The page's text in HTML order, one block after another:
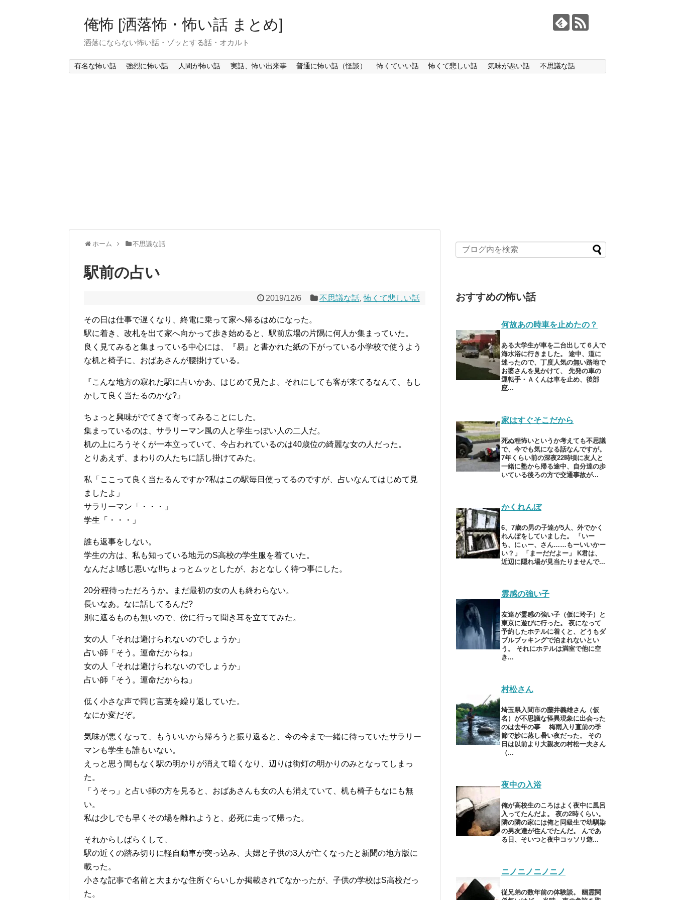
俺怖 [洒落怖・怖い話 まとめ]
洒落にならない怖い話・ゾッとする話・オカルト
有名な怖い話 強烈に怖い話 人間が怖い話 実話、怖い出来事 普通に怖い話（怪談） 怖くていい話 怖くて悲しい話 気味が悪い話 不思議な話
ホーム 不思議な話
駅前の占い
2019/12/6 不思議な話,怖くて悲しい話
その日は仕事で遅くなり、終電に乗って家へ帰るはめになった。
駅に着き、改札を出て家へ向かって歩き始めると、駅前広場の片隅に何人か集まっていた。
良く見てみると集まっている中心には、『易』と書かれた紙の下がっている小学校で使うよう
な机と椅子に、おばあさんが腰掛けている。
『こんな地方の寂れた駅に占いかあ、はじめて見たよ。それにしても客が来てるなんて、もし
かして良く当たるのかな?』
ちょっと興味がでてきて寄ってみることにした。
集まっているのは、サラリーマン風の人と学生っぽい人の二人だ。
机の上にろうそくが一本立っていて、今占われているのは40歳位の綺麗な女の人だった。
とりあえず、まわりの人たちに話し掛けてみた。
私「ここって良く当たるんですか?私はこの駅毎日使ってるのですが、占いなんてはじめて見
ましたよ」
サラリーマン「・・・」
学生「・・・」
誰も返事をしない。
学生の方は、私も知っている地元のS高校の学生服を着ていた。
なんだよ!感じ悪いな!!ちょっとムッとしたが、おとなしく待つ事にした。
20分程待っただろうか。まだ最初の女の人も終わらない。
長いなあ。なに話してるんだ?
別に遮るものも無いので、傍に行って聞き耳を立ててみた。
女の人「それは避けられないのでしょうか」
占い師「そう。運命だからね」
女の人「それは避けられないのでしょうか」
占い師「そう。運命だからね」
低く小さな声で同じ言葉を繰り返していた。
なにか変だぞ。
気味が悪くなって、もういいから帰ろうと振り返ると、今の今まで一緒に待っていたサラリー
マンも学生も誰もいない。
えっと思う間もなく駅の明かりが消えて暗くなり、辺りは街灯の明かりのみとなってしまっ
た。
「うそっ」と占い師の方を見ると、おばあさんも女の人も消えていて、机も椅子もなにも無
い。
私は少しでも早くその場を離れようと、必死に走って帰った。
それからしばらくして、
駅の近くの踏み切りに軽自動車が突っ込み、夫婦と子供の3人が亡くなったと新聞の地方版に
載った。
小さな記事で名前と大まかな住所ぐらいしか掲載されてなかったが、子供の学校はS高校だっ
た。
おすすめの怖い話
何故あの時車を止めたの？
ある大学生が車を二台出して６人で
海水浴に行きました。 途中、道に
迷ったので、丁度人気の無い路地で
お婆さんを見かけて、 先発の車の
運転手・Ａくんは車を止め、後部
座...
家はすぐそこだから
死ぬ程怖いというか考えても不思議
で、今でも気になる話なんですが。
7年くらい前の深夜22時頃に友人と
一緒に塾から帰る途中、自分達の歩
いている後ろの方で交通事故が...
かくれんぼ
6、7歳の男の子達が5人、外でかく
れんぼをしていました。 「いー
ち、にぃー、さん……もーいいかー
い？」 「まーだだよー」 K君は、
近辺に隠れ場が見当たりませんで...
霊感の強い子
友達が霊感の強い子（仮に玲子）と
東京に遊びに行った。 夜になって
予約したホテルに着くと、どうもダ
ブルブッキングで泊まれないとい
う。 それにホテルは満室で他に空
き...
村松さん
埼玉県入間市の藤井義雄さん（仮
名）が不思議な怪異現象に出会った
のは去年の事 梅雨入り直前の季
節で妙に蒸し暑い夜だった。 その
日は以前より大親友の村松一夫さん
（...
夜中の入浴
俺が高校生のころはよく夜中に風呂
入ってたんだよ。 夜の2時くらい。
隣の隣の家には俺と同級生で幼馴染
の男友達が住んでたんだ。 んであ
る日、そいつと夜中コッソリ遊...
ニノニノニノニノ
従兄弟の数年前の体験談。 幽霊関